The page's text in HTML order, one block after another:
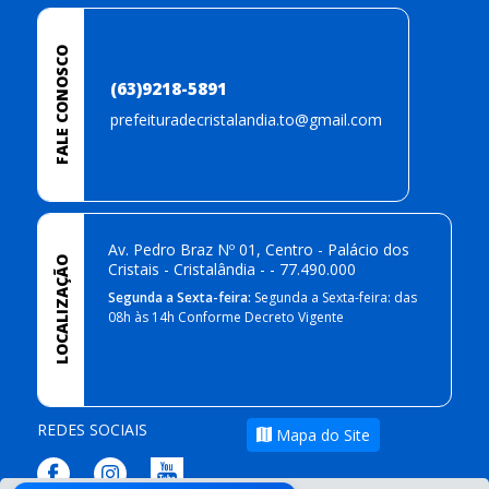
FALE CONOSCO prefeituradecristalandia.to@gmail.com
LOCALIZAÇÃO
Av. Pedro Braz Nº 01, Centro - Palácio dos
Segunda a Sexta-feira:Segunda a Sexta-feira: das
REDES SOCIAIS Mapa do Site